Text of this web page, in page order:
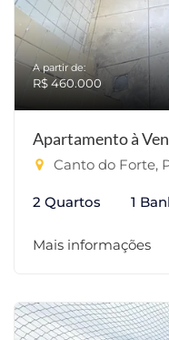
A partir de:
R$ 460.000
Apartamento à
Canto do Forte,
2 Quartos 1
Mais informações